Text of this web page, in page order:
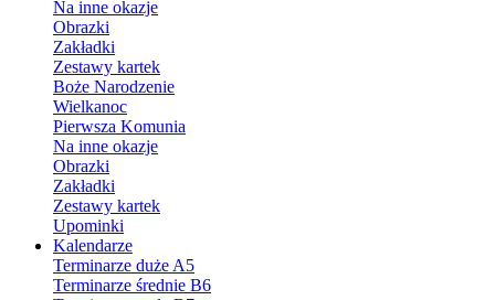
Na inne okazje
Obrazki
Zakładki
Zestawy kartek
Boże Narodzenie
Wielkanoc
Pierwsza Komunia
Na inne okazje
Obrazki
Zakładki
Zestawy kartek
Upominki
Kalendarze
Terminarze duże A5
Terminarze średnie B6